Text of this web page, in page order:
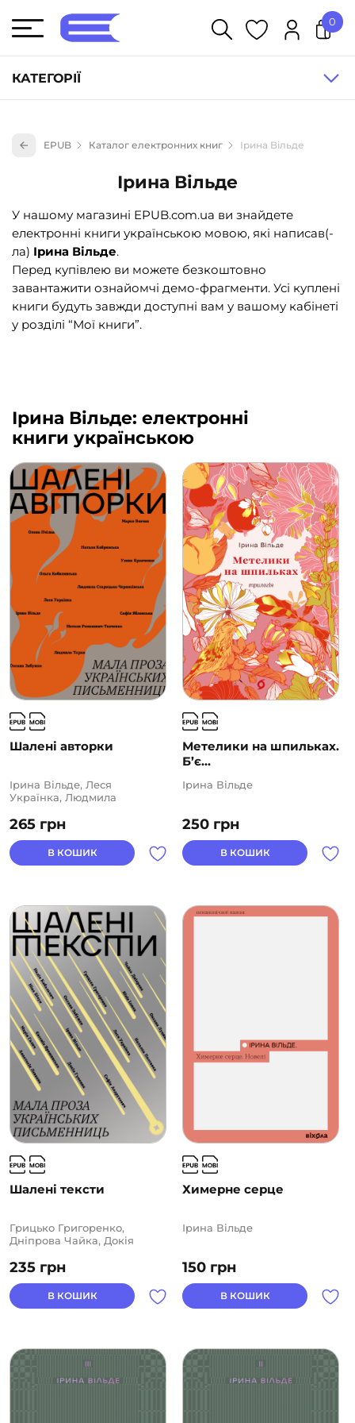
КАТЕГОРІЇ
Книги для дітей (836)
Книги для підлітків (240)
Науково-популярна література (1015)
Навчальна література та посібники (527)
Енциклопедії, довідники, словники (55)
Подарункові сертифікати (1)
0
EPUB Каталог електронних книг Ірина Вільде
Ірина Вільде
У нашому магазині EPUB.com.ua ви знайдете
електронні книги українською мовою, які написав(-
ла) Ірина Вільде.
Перед купівлею ви можете безкоштовно
завантажити ознайомчі демо-фрагменти. Усі куплені
книги будуть завжди доступні вам у вашому кабінеті
у розділі “Мої книги”.
Ірина Вільде: електронні
книги українською
Шалені авторки
265 грн
Ірина Вільде, Леся
Українка, Людмила
Людмила Таран, Марко
Вовчок, Наталя Кобринська,
Наталя Романович-
Ткаченко, Оксана Забужко,
Кравченко
В КОШИК
Метелики на шпильках.
Б’є...
250 грн
Ірина Вільде
В КОШИК
Шалені тексти
235 грн
Грицько Григоренко,
Дніпрова Чайка, Докія
Ярошинська, Ірина Вільде,
Левкова Анастасія, Леся
Українка, Марія Галич,
Надія Кибальчич, Наталка
Андрухович, Юлія Іллюха
В КОШИК
Химерне серце
150 грн
Ірина Вільде
В КОШИК